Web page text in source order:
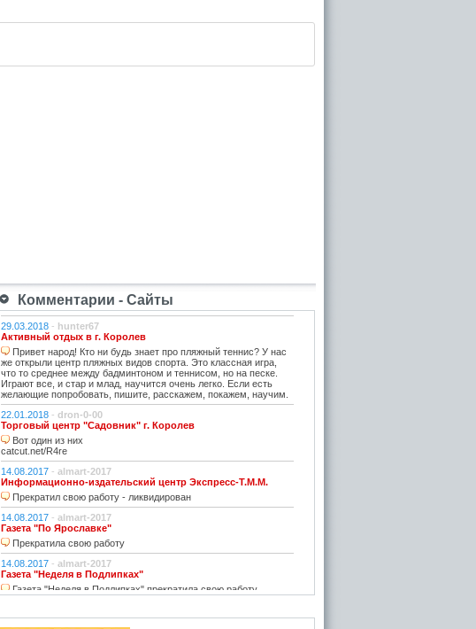
Комментарии - Сайты
29.03.2018 - hunter67
Активный отдых в г. Королев
Привет народ! Кто ни будь знает про пляжный теннис? У нас
же открыли центр пляжных видов спорта. Это классная игра,
что то среднее между бадминтоном и теннисом, но на песке.
Играют все, и стар и млад, научится очень легко. Если есть
желающие попробовать, пишите, расскажем, покажем, научим.
22.01.2018 - dron-0-00
Торговый центр "Садовник" г. Королев
Вот один из них
catcut.net/R4re
14.08.2017 - almart-2017
Информационно-издательский центр Экспресс-Т.М.М.
Прекратил свою работу - ликвидирован
14.08.2017 - almart-2017
Газета "По Ярославке"
Прекратила свою работу
14.08.2017 - almart-2017
Газета "Неделя в Подлипках"
Газета "Неделя в Подлипках" прекратила свою работу
14.08.2017-almart-2017